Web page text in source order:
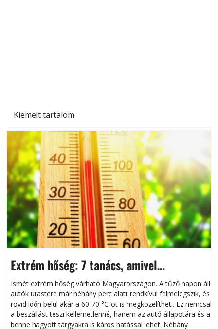
Kiemelt tartalom
Extrém hőség: 7 tanács, amivel
megóvhatjuk autónkat a nyári károktól
Ismét extrém hőség várható Magyarországon. A tűző napon álló
autók utastere már néhány perc alatt rendkívül felmelegszik, és
rövid időn belül akár a 60-70 °C-ot is megközelítheti. Ez nemcsak
a beszállást teszi kellemetlenné, hanem az autó állapotára és a
benne hagyott tárgyakra is káros hatással lehet. Néhány